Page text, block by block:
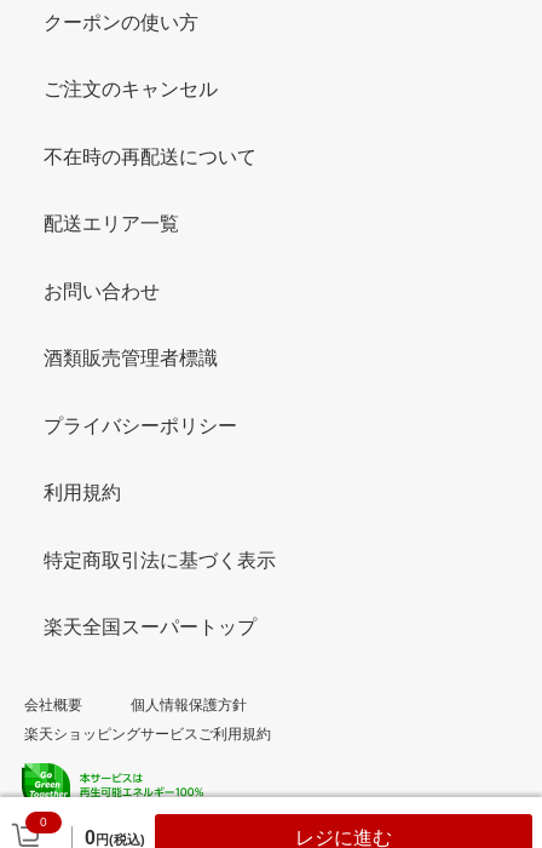
0
0円(税込) レジに進む
クーポンの使い方
ご注文のキャンセル
不在時の再配送について
配送エリア一覧
お問い合わせ
酒類販売管理者標識
プライバシーポリシー
利用規約
特定商取引法に基づく表示
楽天全国スーパートップ
会社概要
個人情報保護方針
楽天ショッピングサービスご利用規約
© Rakuten Group, Inc.